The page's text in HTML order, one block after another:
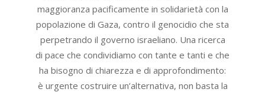
maggioranza pacificamente in solidarietà con la
popolazione di Gaza, contro il genocidio che sta
perpetrando il governo israeliano. Una ricerca
di pace che condividiamo con tante e tanti e che
ha bisogno di chiarezza e di approfondimento:
è urgente costruire un’alternativa, non basta la